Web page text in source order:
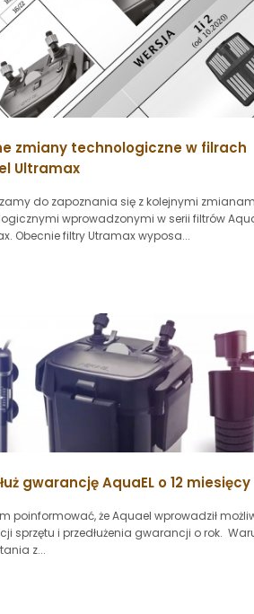
zmiany technologiczne w filrach
Ultramax
do zapoznania się z kolejnymi
wprowadzonymi w serii filtrów
Obecnie filtry Utramax wyposa...
gwarancję AquaEL o 12 miesięcy
poinformować, że Aquael wprowadził
sprzętu i przedłużenia gwarancji o rok.
z...